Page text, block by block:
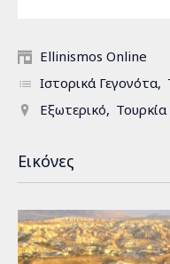
Ellinismos Online
Ιστορικά Γεγονότα
Εξωτερικό
Τουρκία
Εικόνες